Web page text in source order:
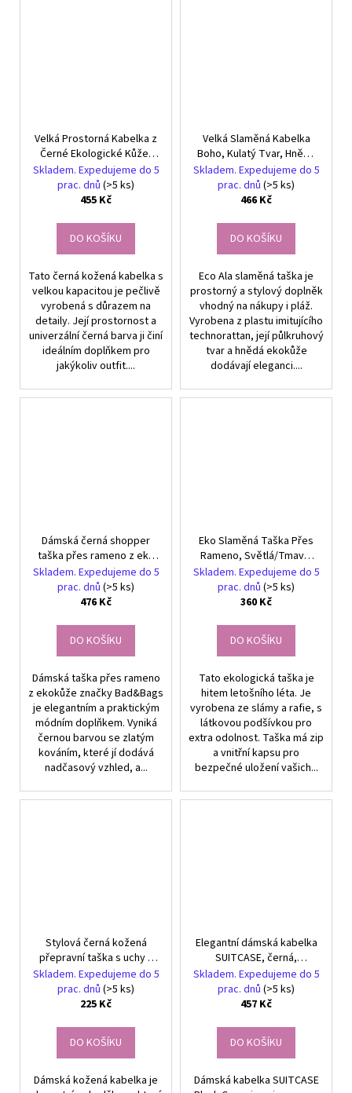
Velká Prostorná Kabelka z
Černé Ekologické Kůže,
Stříbrné Kování, 37x45x44
cm
Skladem. Expedujeme do 5
prac. dnů (>5 ks)
455 Kč
DO KOŠÍKU
Tato černá kožená kabelka s
velkou kapacitou je pečlivě
vyrobená s důrazem na
detaily. Její prostornost a
univerzální černá barva ji činí
ideálním doplňkem pro
jakýkoliv outfit....
Velká Slaměná Kabelka
Boho, Kulatý Tvar, Hnědé
Ekokůžové Ucha, 45x42 cm
Skladem. Expedujeme do 5
prac. dnů (>5 ks)
466 Kč
DO KOŠÍKU
Eco Ala slaměná taška je
prostorný a stylový doplněk
vhodný na nákupy i pláž.
Vyrobena z plastu imitujícího
technorattan, její půlkruhový
tvar a hnědá ekokůže
dodávají eleganci....
Dámská černá shopper
taška přes rameno z eko
kůže BAD&BAGS
Skladem. Expedujeme do 5
prac. dnů (>5 ks)
476 Kč
DO KOŠÍKU
Dámská taška přes rameno
z ekokůže značky Bad&Bags
je elegantním a praktickým
módním doplňkem. Vyniká
černou barvou se zlatým
kováním, které jí dodává
nadčasový vzhled, a...
Eko Slaměná Taška Přes
Rameno, Světlá/Tmavá,
Rafie Materiál, 22 cm x 5,5
cm
Skladem. Expedujeme do 5
prac. dnů (>5 ks)
360 Kč
DO KOŠÍKU
Tato ekologická taška je
hitem letošního léta. Je
vyrobena ze slámy a rafie, s
látkovou podšívkou pro
extra odolnost. Taška má zip
a vnitřní kapsu pro
bezpečné uložení vašich...
Stylová černá kožená
přepravní taška s uchy a
prošíváním
Skladem. Expedujeme do 5
prac. dnů (>5 ks)
225 Kč
DO KOŠÍKU
Dámská kožená kabelka je
Elegantní dámská kabelka
SUITCASE, černá,
ekologická kůže,
21.5x15x8 cm
Skladem. Expedujeme do 5
prac. dnů (>5 ks)
457 Kč
DO KOŠÍKU
Dámská kabelka SUITCASE